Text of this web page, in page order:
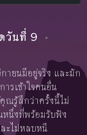
วันที่ 9
ายนมีอยู่จริง และมัก
ารเข้าใจคนอื่น
คุณรู้สึกว่าครั้งนี้ไม่
หนึ่งที่พร้อมรับฟัง
ะไม่หลบหนี